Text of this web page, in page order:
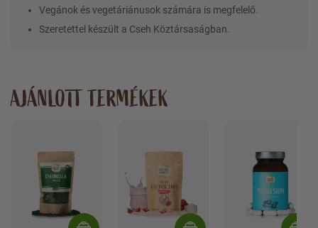
Vegánok és vegetáriánusok számára is megfelelő.
Szeretettel készült a Cseh Köztársaságban.
AJÁNLOTT TERMÉKEK